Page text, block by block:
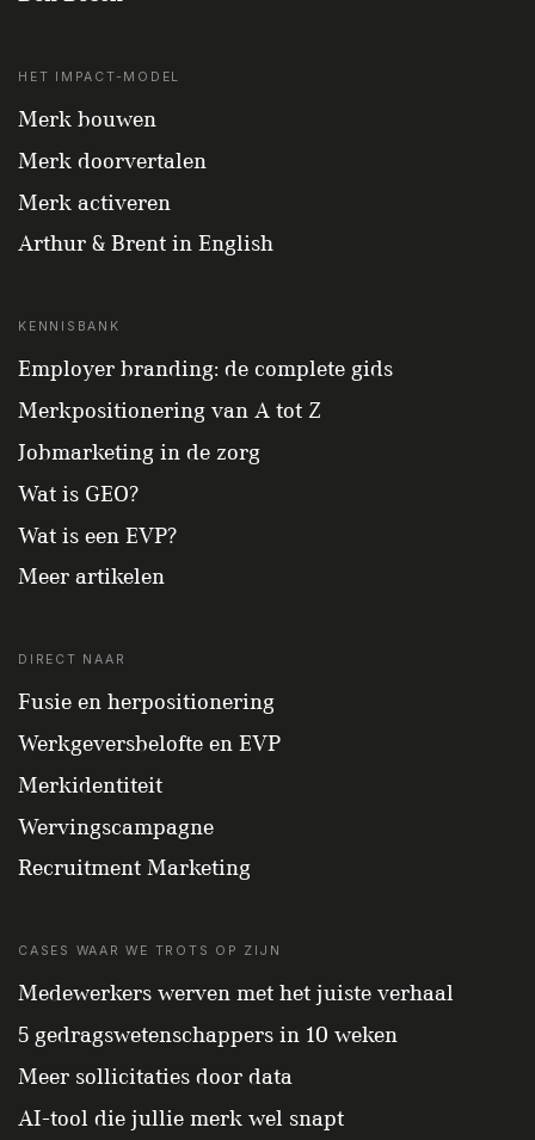
HET IMPACT-MODEL
Merk bouwen
Merk doorvertalen
Merk activeren
Arthur & Brent in English
KENNISBANK
Employer branding: de complete gids
Merkpositionering van A tot Z
Jobmarketing in de zorg
Wat is GEO?
Wat is een EVP?
Meer artikelen
DIRECT NAAR
Fusie en herpositionering
Werkgeversbelofte en EVP
Merkidentiteit
Wervingscampagne
Recruitment Marketing
CASES WAAR WE TROTS OP ZIJN
Medewerkers werven met het juiste verhaal
5 gedragswetenschappers in 10 weken
Meer sollicitaties door data
AI-tool die jullie merk wel snapt